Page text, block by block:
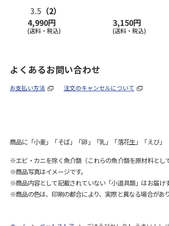
3.5 （2）
4,990円
(送料・税込)
3,150円
(送料・税込)
よくあるお問い合わせ
お支払い方法 注文のキャンセルについて
商品に「小麦」「そば」「卵」「乳」「落花生」「えび」
※エビ・カニを除く魚介類（これらの魚介類を原材料とし
※商品写真はイメージです。
※商品内容として記載されていない「小道具類」はお届け
※商品の色は、印刷の都合により、実際と異なる場合があり